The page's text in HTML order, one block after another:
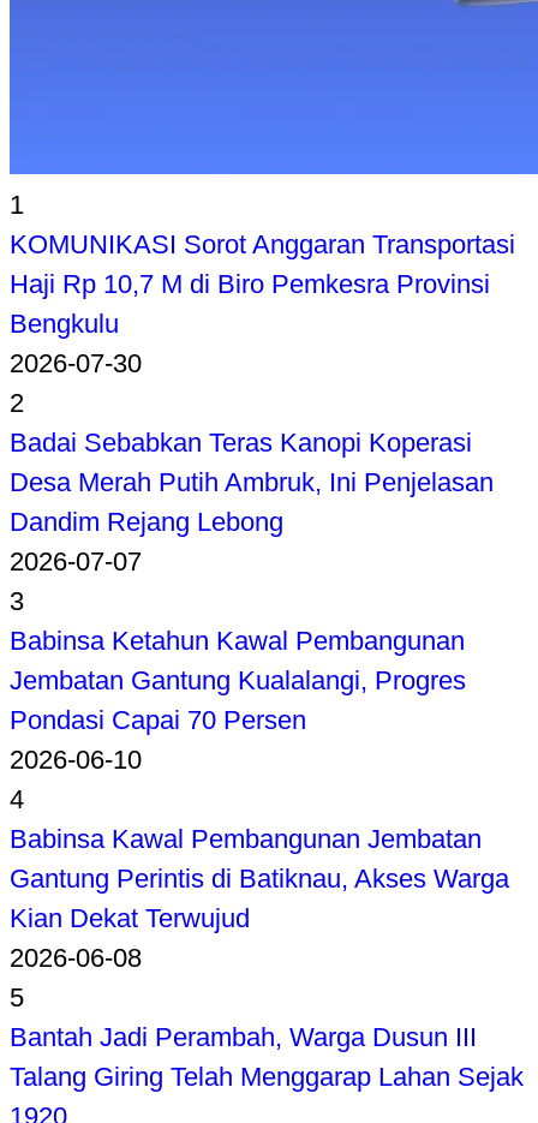
1
KOMUNIKASI Sorot Anggaran Transportasi
Haji Rp 10,7 M di Biro Pemkesra Provinsi
Bengkulu
2026-07-30
2
Badai Sebabkan Teras Kanopi Koperasi
Desa Merah Putih Ambruk, Ini Penjelasan
Dandim Rejang Lebong
2026-07-07
3
Babinsa Ketahun Kawal Pembangunan
Jembatan Gantung Kualalangi, Progres
Pondasi Capai 70 Persen
2026-06-10
4
Babinsa Kawal Pembangunan Jembatan
Gantung Perintis di Batiknau, Akses Warga
Kian Dekat Terwujud
2026-06-08
5
Bantah Jadi Perambah, Warga Dusun III
Talang Giring Telah Menggarap Lahan Sejak
1920